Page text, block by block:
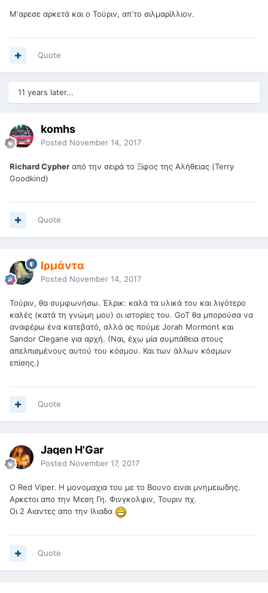
Μ'αρεσε αρκετά και ο Τούριν, απ΄το σιλμαρίλλιον.
Quote
11 years later...
komhs
Posted November 14, 2017
Richard Cypher από την σειρά το Ξίφος της Αλήθειας (Terry
Goodkind)
Quote
Ιρμάντα
Posted November 14, 2017
Τούριν, θα συμφωνήσω. Έλρικ: καλά τα υλικά του και λιγότερο
καλές (κατά τη γνώμη μου) οι ιστορίες του. GoT θα μπορούσα να
αναφέρω ένα κατεβατό, αλλά ας πούμε Jorah Mormont και
Sandor Clegane για αρχή. (Ναι, έχω μία συμπάθεια στους
απελπισμένους αυτού του κόσμου. Και των άλλων κόσμων
επίσης.)
Quote
Jaqen H'Gar
Posted November 17, 2017
O Red Viper. H μονομαχια του με το Βουνο ειναι μνημειωδης.
Aρκετοι απο την Μεση Γη. Φινγκολφιν, Τουριν πχ.
Οι 2 Αιαντες απο την Ιλιαδα
Quote